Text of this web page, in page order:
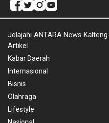
Jelajahi ANTARA News Kalteng
Artikel
Kabar Daerah
Internasional
Bisnis
Olahraga
Lifestyle